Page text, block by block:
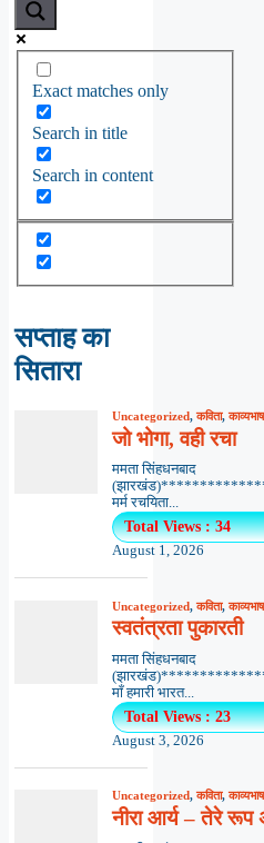
Exact matches only
Search in title
Search in content
सप्ताह का
सितारा
Uncategorized,कविता,
जो भोगा, वही रचा
ममता सिंहधनबाद
मर्म रचयिता...
Total Views : 34
August 1, 2026
Uncategorized,कविता,
स्वतंत्रता पुकारती
ममता सिंहधनबाद
माँ हमारी भारत...
Total Views : 23
August 3, 2026
Uncategorized,कविता,
नीरा आर्य – तेरे